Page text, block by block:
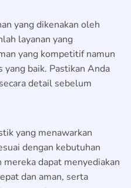
yang dikenakan oleh
layanan yang
yang kompetitif namun
baik. Pastikan Anda
detail sebelum
yang menawarkan
dengan kebutuhan
dapat menyediakan
dan aman, serta